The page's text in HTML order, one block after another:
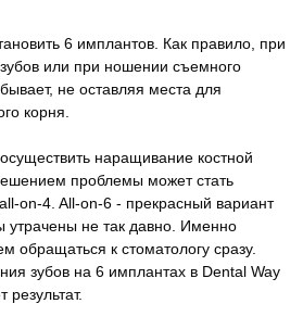
6 имплантов. Как правило, при
или при ношении съемного
не оставляя места для
корня.
наращивание костной
проблемы может стать
on-4. All-on-6 - прекрасный вариант
утрачены не так давно. Именно
обращаться к стоматологу сразу.
зубов на 6 имплантах в Dental Way